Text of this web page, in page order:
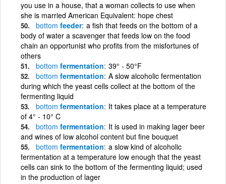
you use in a house, that a woman collects to use when
she is married American Equivalent: hope chest
bottom feeder a fish that feeds on the bottom of a
body of water a scavenger that feeds low on the food
chain an opportunist who profits from the misfortunes of
others
bottom fermentation 39° - 50°F
bottom fermentation A slow alcoholic fermentation
during which the yeast cells collect at the bottom of the
fermenting liquid
bottom fermentation It takes place at a temperature
of 4° - 10° C
bottom fermentation It is used in making lager beer
and wines of low alcohol content but fine bouquet
bottom fermentation a slow kind of alcoholic
fermentation at a temperature low enough that the yeast
cells can sink to the bottom of the fermenting liquid; used
in the production of lager